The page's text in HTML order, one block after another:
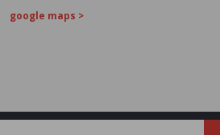
google maps >